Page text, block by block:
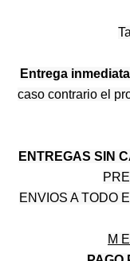
Entrega
caso contrario el
ENTREGAS SIN
ENVIOS A TODO
M